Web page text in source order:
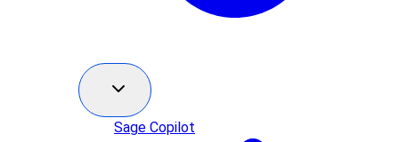
Sage Copilot